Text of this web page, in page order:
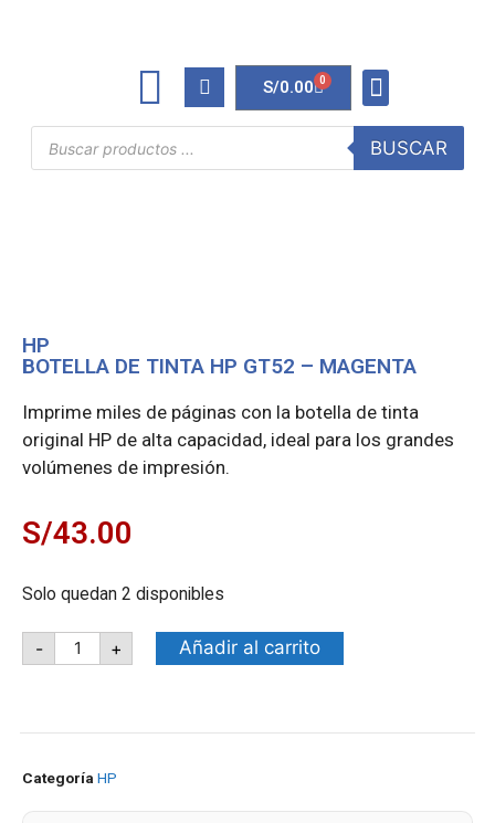
S/0.00 0
BUSCAR
HP
BOTELLA DE TINTA HP GT52 – MAGENTA
Imprime miles de páginas con la botella de tinta
original HP de alta capacidad, ideal para los grandes
volúmenes de impresión.
S/43.00
Solo quedan 2 disponibles
- + Añadir al carrito
Categoría HP